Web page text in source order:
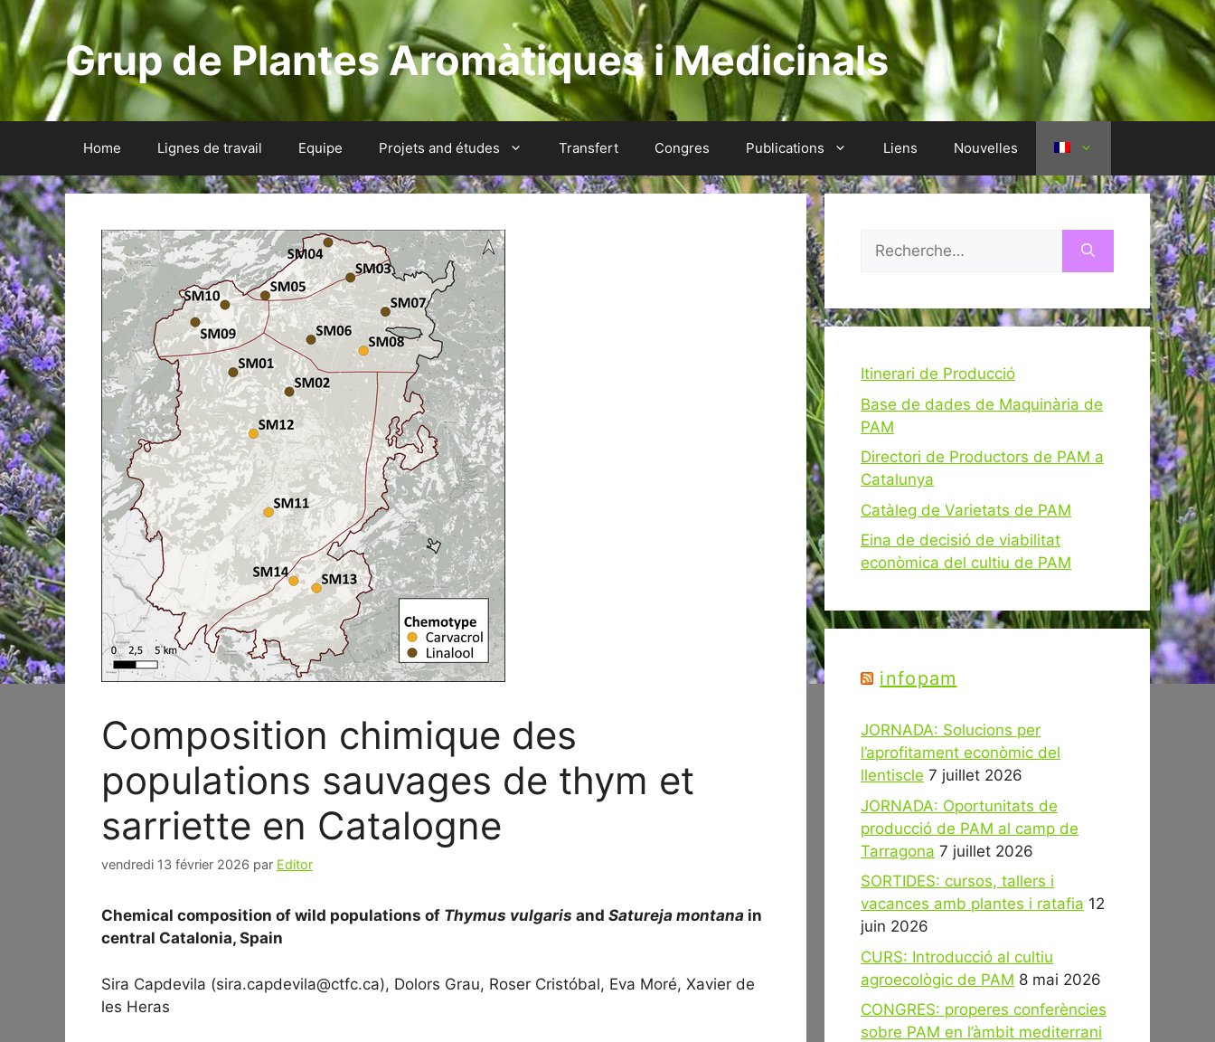
Aller
contenu
Grup de Plantes Aromàtiques i Medicinals
Home Lignes de travail Equipe Projets and études Transfert Congres Publications Liens Nouvelles
Composition chimique des
populations sauvages de thym et
sarriette en Catalogne
vendredi 13 février 2026 par Editor
Chemical composition of wild populations of Thymus vulgaris and Satureja montana in
central Catalonia, Spain
Sira Capdevila (sira.capdevila@ctfc.ca), Dolors Grau, Roser Cristóbal, Eva Moré, Xavier de
les Heras
Rechercher :
Itinerari de Producció
Base de dades de Maquinària de
PAM
Directori de Productors de PAM a
Catalunya
Catàleg de Varietats de PAM
Eina de decisió de viabilitat
econòmica del cultiu de PAM
infopam
JORNADA: Solucions per
l’aprofitament econòmic del
llentiscle 7 juillet 2026
JORNADA: Oportunitats de
producció de PAM al camp de
Tarragona 7 juillet 2026
SORTIDES: cursos, tallers i
vacances amb plantes i ratafia 12
juin 2026
CURS: Introducció al cultiu
agroecològic de PAM 8 mai 2026
CONGRES: properes conferències
sobre PAM en l’àmbit mediterrani